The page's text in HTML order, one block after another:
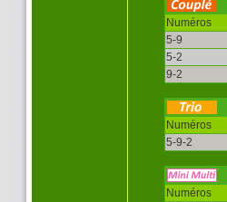
Numéros
5-9
5-2
9-2
Numéros
5-9-2
Numéros